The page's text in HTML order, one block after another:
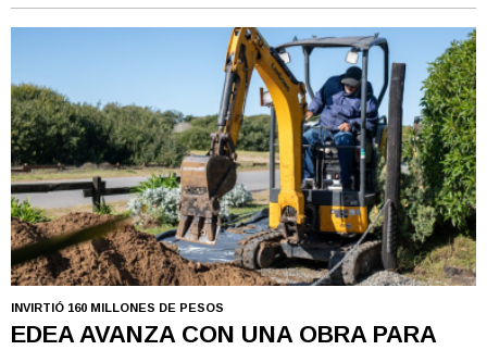
INVIRTIÓ 160 MILLONES DE PESOS
EDEA AVANZA CON UNA OBRA PARA